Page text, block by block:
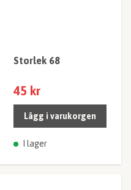
Storlek 68
45 kr
Lägg i varukorgen
I lager